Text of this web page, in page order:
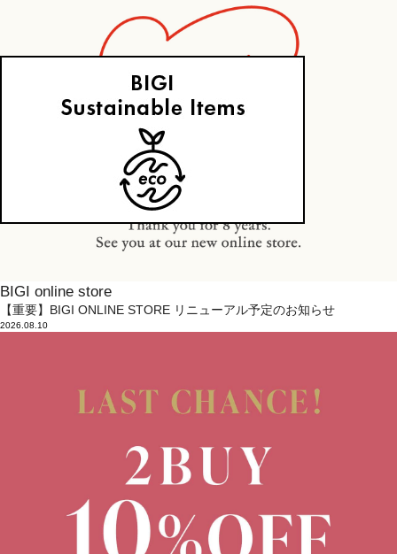
BIGI online store
【重要】BIGI ONLINE STORE リニューアル予定のお知らせ
2026.08.10